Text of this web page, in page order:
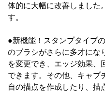
体的に大幅に改善しました
す。
●新機能！スタンプタイプ
のブラシがさらに多才にな
を変更でき、エッジ効果、
できます。その他、キャプ
自の描点を作成したり、描